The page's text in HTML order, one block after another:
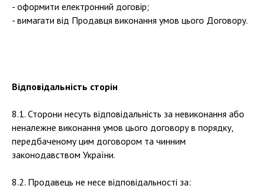
- оформити електронний договір;
- вимагати від Продавця виконання умов цього Договору.
Відповідальність сторін
8.1. Сторони несуть відповідальність за невиконання або
неналежне виконання умов цього договору в порядку,
передбаченому цим договором та чинним
законодавством України.
8.2. Продавець не несе відповідальності за: